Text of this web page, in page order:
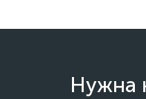
Нужна